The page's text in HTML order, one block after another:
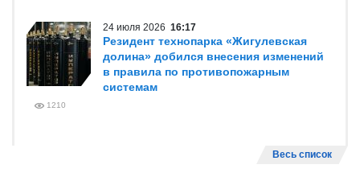
24 июля 2026 16:17
Резидент технопарка «Жигулевская
долина» добился внесения изменений
в правила по противопожарным
системам
1210
Весь список